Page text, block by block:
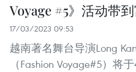
Voyage #5》活动带
17/03/2023 09:53
越南著名舞台导演Long
（Fashion Voyage#5）将